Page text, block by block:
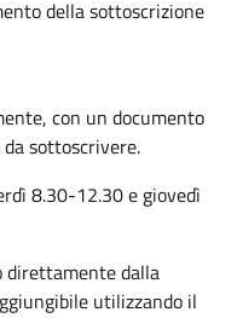
della sottoscrizione
con un documento
sottoscrivere.
8.30-12.30 e giovedì
direttamente dalla
utilizzando il